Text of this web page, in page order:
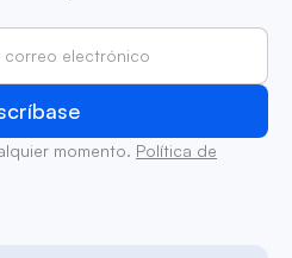
momento. Política de